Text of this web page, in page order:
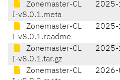
Zonemaster-CL
I-v8.0.1.meta
2025-
Zonemaster-CL
I-v8.0.1.readme
2025-
Zonemaster-CL
I-v8.0.1.tar.gz
2025-
Zonemaster-CL